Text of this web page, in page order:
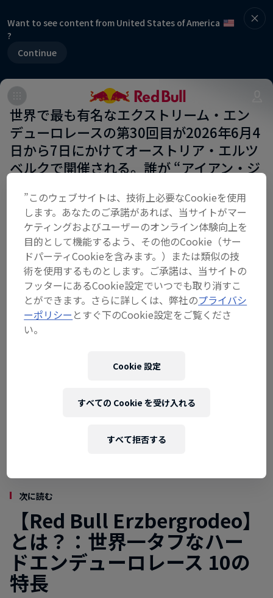
Want to see content from United States of America
?
Continue
世界で最も有名なエクストリーム・エン
デューロレースの第30回目が2026年6月4
日から7日にかけてオーストリア・エルツ
ベルクで開催される。誰が “アイアン・ジ
ドエンデューロのアマチュアライダーと
トッププロライダーが急峻な岩山と深い
森で構成される全長35kmを超えるコース
に挑む。毎年ひと握りしかフィニッシュ
できない超高難度レースを見逃すな！
次に読む
【Red Bull Erzbergrodeo】
とは？：世界一タフなハー
ドエンデューロレース 10の
特長
”このウェブサイトは、技術上必要なCookieを使用
します。あなたのご承諾があれば、当サイトがマー
ケティングおよびユーザーのオンライン体験向上を
目的として機能するよう、その他のCookie（サー
ドパーティCookieを含みます。）または類似の技
術を使用するものとします。ご承諾は、当サイトの
フッターにあるCookie設定でいつでも取り消すこ
とができます。さらに詳しくは、弊社のプライバシ
ーポリシー とすぐ下のCookie設定をご覧くださ
い。
Cookie 設定
すべて拒否する
すべての Cookie を受け入れる